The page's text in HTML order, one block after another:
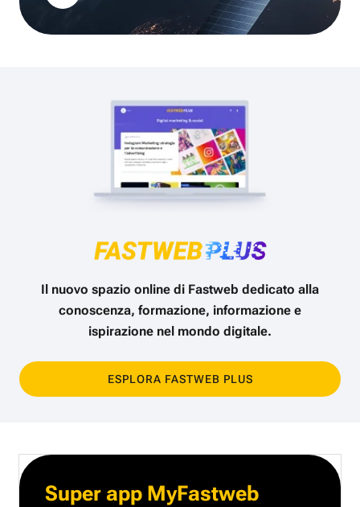
Il nuovo spazio online di Fastweb dedicato alla
conoscenza, formazione, informazione e
ispirazione nel mondo digitale.
ESPLORA FASTWEB PLUS
Super app MyFastweb